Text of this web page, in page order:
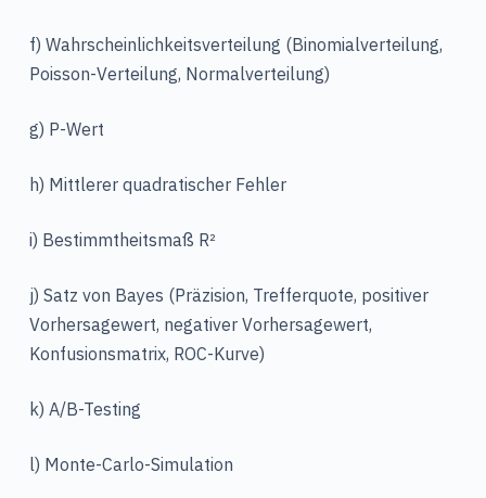
f) Wahrscheinlichkeitsverteilung (Binomialverteilung,
Poisson-Verteilung, Normalverteilung)
g) P-Wert
h) Mittlerer quadratischer Fehler
i) Bestimmtheitsmaß R²
j) Satz von Bayes (Präzision, Trefferquote, positiver
Vorhersagewert, negativer Vorhersagewert,
Konfusionsmatrix, ROC-Kurve)
k) A/B-Testing
l) Monte-Carlo-Simulation